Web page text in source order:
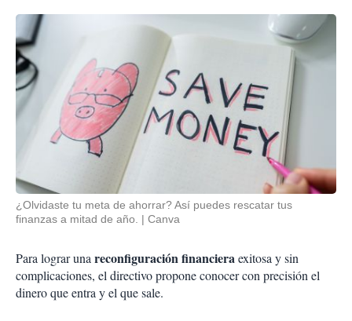
¿Olvidaste tu meta de ahorrar? Así puedes rescatar tus
finanzas a mitad de año.
Canva
Para lograr unareconfiguración financieraexitosa y sin
complicaciones, el directivo propone conocer con precisión el
dinero que entra y el que sale.